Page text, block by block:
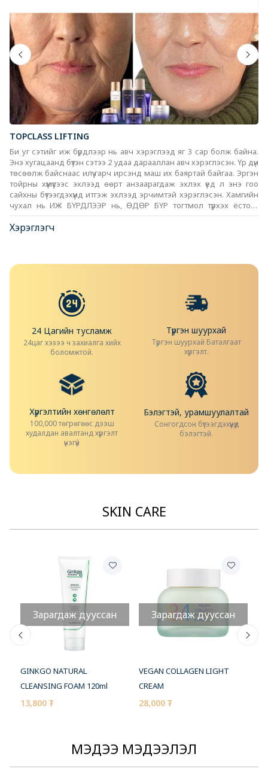
TOPCLASS LIFTING
Би уг сэтийг иж бүрдлээр нь авч хэрэглээд яг 3 сар болж байна.
Энэ хугацаанд бүтэн сэтээ 2 удаа дарааллан авч хэрэглэсэн. Үр дүн
төсөөлж байснаас илүү гарч ирсэнд маш их баяртай байгаа. Эргэн
тойрны хүмүүсээс эхлээд өөрт анзаарагдаж эхлэх үед л энэ гоо
сайхны бүтээгдэхүүнд итгэж эхлээд эрчимтэй хэрэглэсэн. Хамгийн
чухал нь ИЖ БҮРДЛЭЭР нь, ӨДӨР БҮР тогтмол түрхэх ёстойг
зөвлөмөөр байна.
Хэрэглэгч
24 Цагийн тусламж
24цаг хэзээ ч захиалга хийх
боломжтой.
Түргэн шуурхай
Түргэн шуурхай Баталгаат
хүргэлт.
Хүргэлтийн хөнгөлөлт
100,000 төгрөгөөс дээш
худалдан авалтанд хүргэлт
үнэгүй
Бэлэгтэй, урамшуулалтай
Сонгогдсон бүтээгдэхүүнүүд
бэлэгтэй.
SKIN CARE
Зарагдаж дууссан
GINKGO NATURAL
CLEANSING FOAM 120ml
13,800 ₮
Зарагдаж дууссан
VEGAN COLLAGEN LIGHT
CREAM
28,000 ₮
МЭДЭЭ МЭДЭЭЛЭЛ